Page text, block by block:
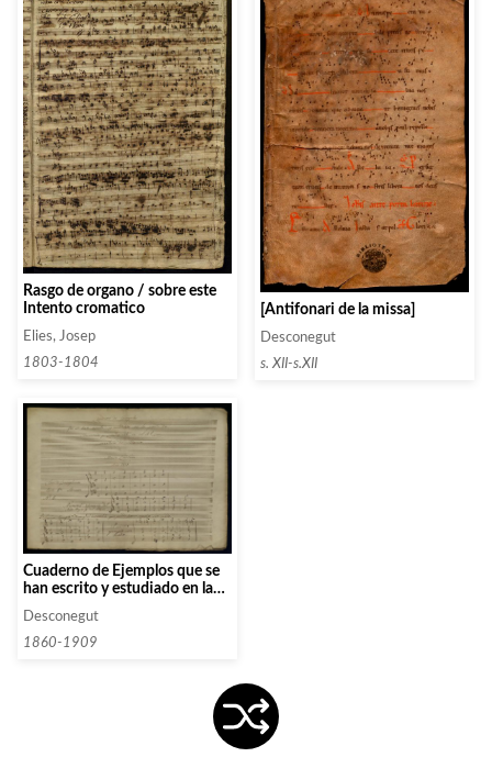
Rasgo de organo / sobre este
Intento cromatico
Elies, Josep
1803-1804
[Antifonari de la missa]
Desconegut
s. XII-s.XII
Cuaderno de Ejemplos que se
han escrito y estudiado en la
Contrapunto en el Real
Conservatorio de Musica de
Desconegut
1860-1909